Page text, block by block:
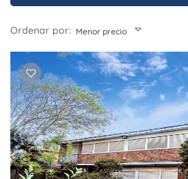
Ordenar por: Menor precio